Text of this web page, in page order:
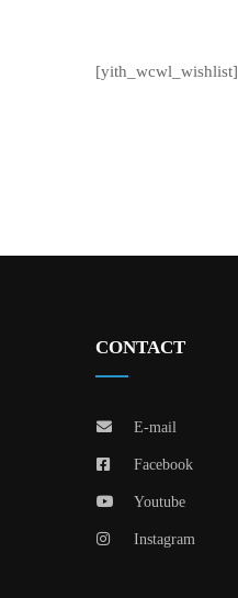
[yith_wcwl_wishlist]
CONTACT
E-mail
Facebook
Youtube
Instagram